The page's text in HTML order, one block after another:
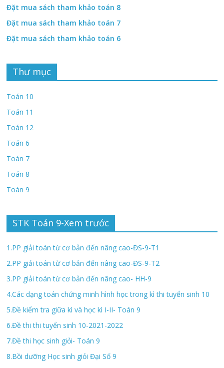
Đặt mua sách tham khảo toán 8
Đặt mua sách tham khảo toán 7
Đặt mua sách tham khảo toán 6
Thư mục
Toán 10
Toán 11
Toán 12
Toán 6
Toán 7
Toán 8
Toán 9
STK Toán 9-Xem trước
1.PP giải toán từ cơ bản đến nâng cao-ĐS-9-T1
2.PP giải toán từ cơ bản đến nâng cao-ĐS-9-T2
3.PP giải toán từ cơ bản đến nâng cao- HH-9
4.Các dạng toán chứng minh hình học trong kì thi tuyển sinh 10
5.Đề kiểm tra giữa kì và học kì I-II- Toán 9
6.Đề thi thi tuyển sinh 10-2021-2022
7.Đề thi học sinh giỏi- Toán 9
8.Bồi dưỡng Học sinh giỏi Đại Số 9